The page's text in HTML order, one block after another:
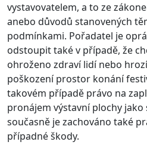
vystavovatelem, a to ze
anebo důvodů stanovených
podmínkami. Pořadatel je
odstoupit také v případě, že
ohroženo zdraví lidí nebo
poškození prostor konání
takovém případě právo na
pronájem výstavní plochy
současně je zachováno také
případné škody.